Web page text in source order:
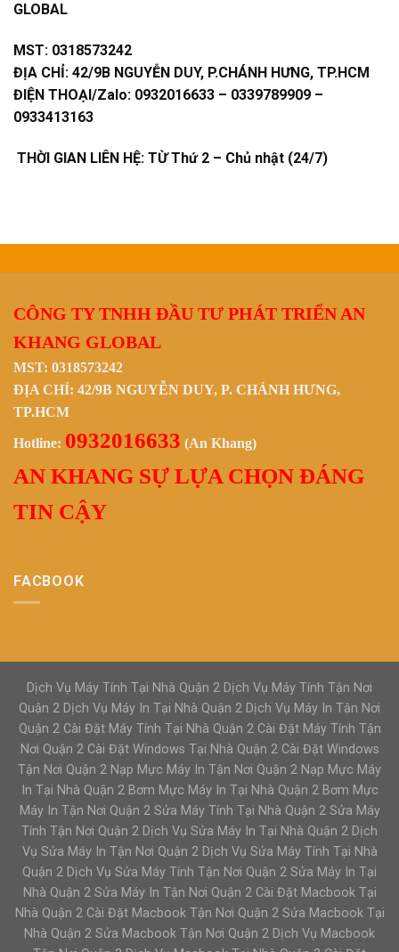
GLOBAL
MST: 0318573242
ĐỊA CHỈ: 42/9B NGUYỄN DUY, P.CHÁNH HƯNG, TP.HCM
ĐIỆN THOẠI/Zalo: 0932016633 – 0339789909 –
0933413163
THỜI GIAN LIÊN HỆ: TỪ Thứ 2 – Chủ nhật (24/7)
CÔNG TY TNHH ĐẦU TƯ PHÁT TRIỂN AN
KHANG GLOBAL
MST: 0318573242
ĐỊA CHỈ: 42/9B NGUYỄN DUY, P. CHÁNH HƯNG,
TP.HCM
Hotline: 0932016633 (An Khang)
AN KHANG SỰ LỰA CHỌN ĐÁNG
TIN CẬY
FACBOOK
Dịch Vụ Máy Tính Tại Nhà Quận 2 Dịch Vụ Máy Tính Tận Nơi
Quận 2 Dịch Vụ Máy In Tại Nhà Quận 2 Dịch Vụ Máy In Tận Nơi
Quận 2 Cài Đặt Máy Tính Tại Nhà Quận 2 Cài Đặt Máy Tính Tận
Nơi Quận 2 Cài Đặt Windows Tại Nhà Quận 2 Cài Đặt Windows
Tận Nơi Quận 2 Nạp Mực Máy In Tận Nơi Quận 2 Nạp Mực Máy
In Tại Nhà Quận 2 Bơm Mực Máy In Tại Nhà Quận 2 Bơm Mực
Máy In Tận Nơi Quận 2 Sửa Máy Tính Tại Nhà Quận 2 Sửa Máy
Tính Tận Nơi Quận 2 Dịch Vụ Sửa Máy In Tại Nhà Quận 2 Dịch
Vụ Sửa Máy In Tận Nơi Quận 2 Dịch Vụ Sửa Máy Tính Tại Nhà
Quận 2 Dịch Vụ Sửa Máy Tính Tận Nơi Quận 2 Sửa Máy In Tại
Nhà Quận 2 Sửa Máy In Tận Nơi Quận 2 Cài Đặt Macbook Tại
Nhà Quận 2 Cài Đặt Macbook Tận Nơi Quận 2 Sửa Macbook Tại
Nhà Quận 2 Sửa Macbook Tận Nơi Quận 2 Dịch Vụ Macbook